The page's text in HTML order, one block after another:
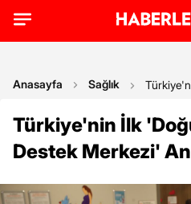
Anasayfa Sağlık
Türkiye'nin İlk
Destek Merkezi'